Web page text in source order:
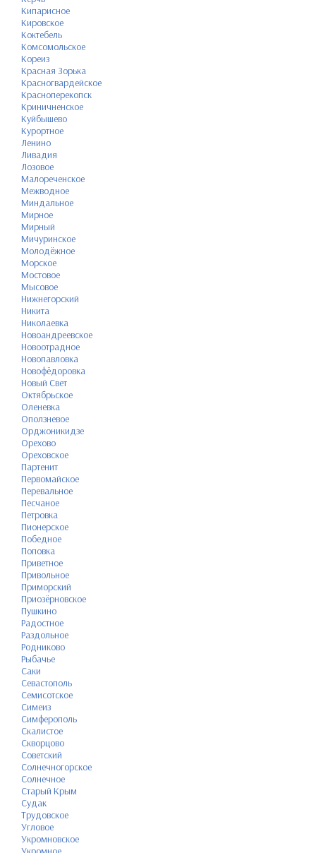
Кипарисное
Кировское
Коктебель
Комсомольское
Кореиз
Красная Зорька
Красногвардейское
Красноперекопск
Криничненское
Куйбышево
Курортное
Ленино
Ливадия
Лозовое
Малореченское
Межводное
Миндальное
Мирное
Мирный
Мичуринское
Молодёжное
Морское
Мостовое
Мысовое
Нижнегорский
Никита
Николаевка
Новоандреевское
Новоотрадное
Новопавловка
Новофёдоровка
Новый Свет
Октябрьское
Оленевка
Оползневое
Орджоникидзе
Орехово
Ореховское
Партенит
Первомайское
Перевальное
Песчаное
Петровка
Пионерское
Победное
Поповка
Приветное
Привольное
Приморский
Приозёрновское
Пушкино
Радостное
Раздольное
Родниково
Рыбачье
Саки
Севастополь
Семисотское
Симеиз
Симферополь
Скалистое
Скворцово
Советский
Солнечногорское
Солнечное
Старый Крым
Судак
Трудовское
Угловое
Укромновское